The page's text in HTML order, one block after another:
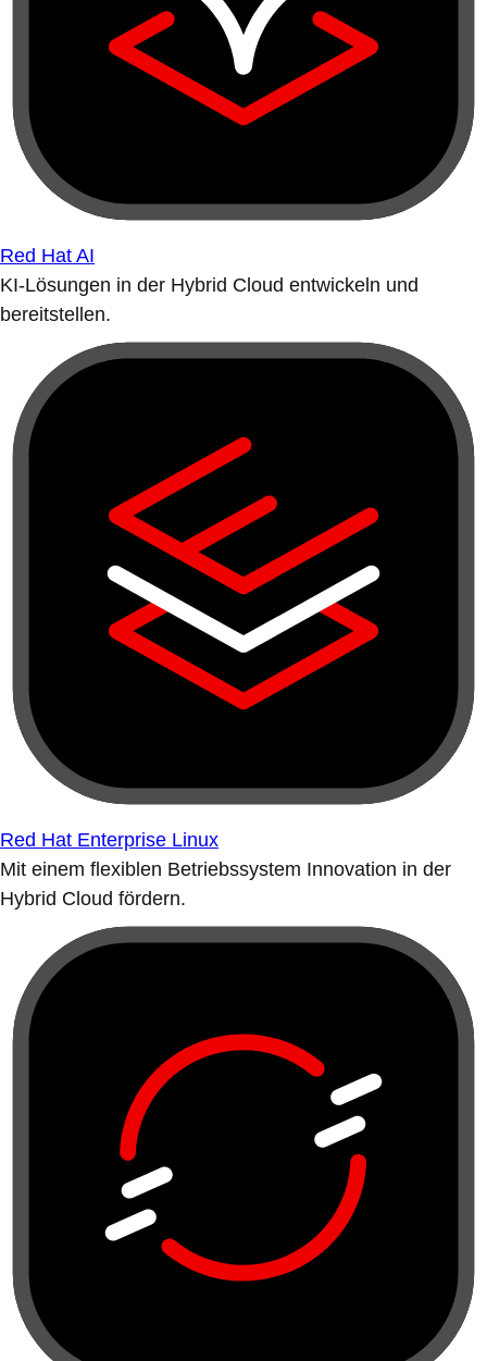
Red Hat AI
KI-Lösungen in der Hybrid Cloud entwickeln und
bereitstellen.
Red Hat Enterprise Linux
Mit einem flexiblen Betriebssystem Innovation in der
Hybrid Cloud fördern.